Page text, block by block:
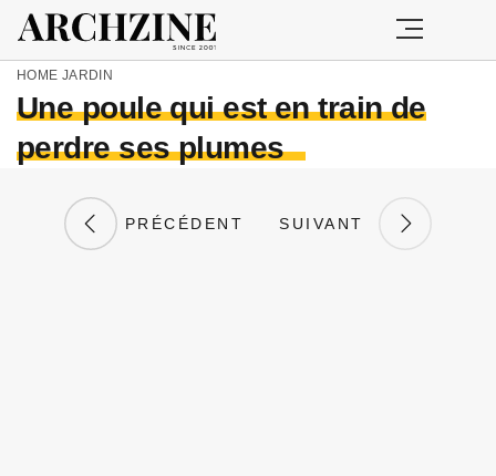
HOME JARDIN
Une poule qui est en train de
perdre ses plumes
PRÉCÉDENT SUIVANT